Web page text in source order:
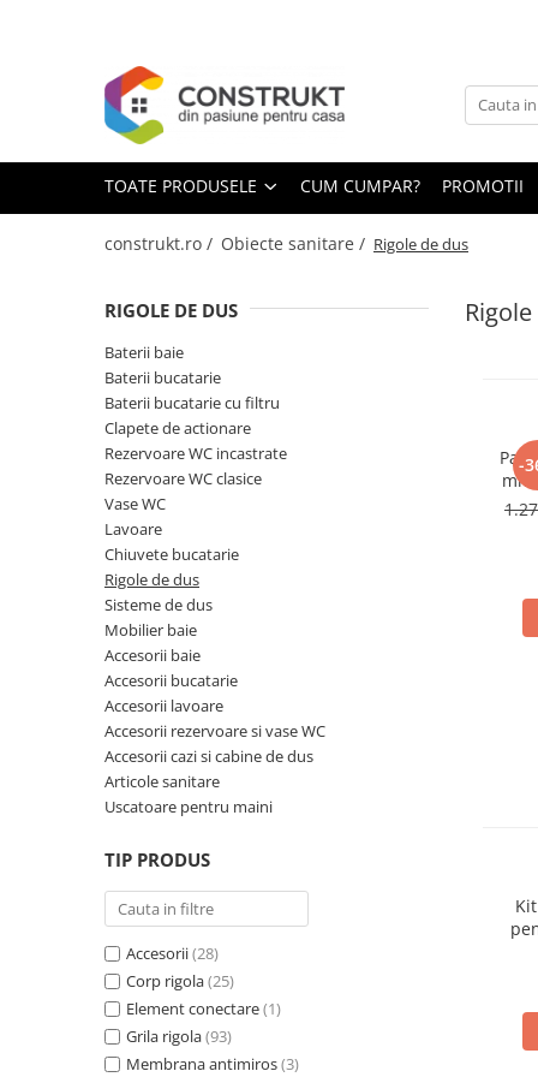
Toate Produsele
Centrale termice
Termoseminee, seminee si sobe
Cazane pe combustibil solid
Termostate de ambient
Aeroterme si destratificatoare de
Radiatoare si convectoare
Incalzire in pardoseala
Panouri radiante si incalzitoare cu
Solutii de curatare si tratare
Schimbatoare de caldura
Pompe de caldura
Contoare energie termica
Sisteme de degivrare
Incalzitoare pe motorina / gaz
Generatoare de abur
Distribuitoare si butelii de
Pompe de circulatie si accesorii
Vase de expansiune termice
Detectoare si regulatoare de gaz si
Producere apa calda menajera
Rezervoare de acumulare
TOATE PRODUSELE CUM CUMPAR? PROMOTII
construkt.ro / Obiecte sanitare / Rigole de dus
RIGOLE DE DUS
Baterii baie
Baterii bucatarie
Baterii bucatarie cu filtru
Clapete de actionare
Rezervoare WC incastrate
Rezervoare WC clasice
Vase WC
Lavoare
Chiuvete bucatarie
Rigole de dus
Sisteme de dus
Mobilier baie
Accesorii baie
Accesorii bucatarie
Accesorii lavoare
Accesorii rezervoare si vase WC
Accesorii cazi si cabine de dus
Articole sanitare
Uscatoare pentru maini
TIP PRODUS
Accesorii(28)
Corp rigola(25)
Element conectare(1)
Grila rigola(93)
Membrana antimiros(3)
-
mm